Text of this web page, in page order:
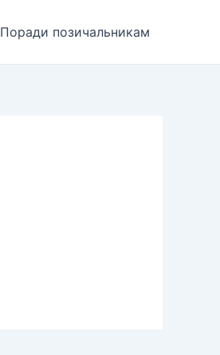
Поради позичальникам